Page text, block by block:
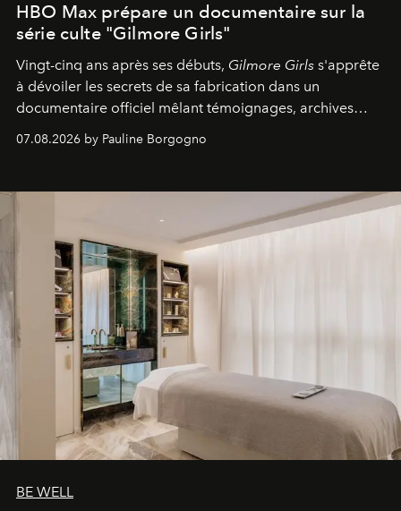
HBO Max prépare un documentaire sur la
série culte "Gilmore Girls"
Vingt-cinq ans après ses débuts, Gilmore Girls s'apprête
à dévoiler les secrets de sa fabrication dans un
documentaire officiel mêlant témoignages, archives
inédites et plongée dans les coulisses d'un phénomène
générationnel.
07.08.2026 by Pauline Borgogno
BE WELL